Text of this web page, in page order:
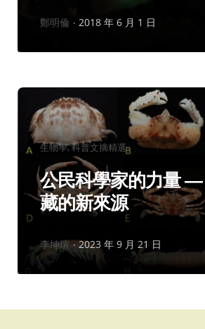
作
鄭明倫 2018 年 6 月 1 日
分
類：
生物學 科普文摘精選
公民科學家的力量 —
藏的新來源
作
者：
李坤瑄 2023 年 9 月 21 日